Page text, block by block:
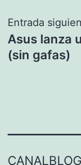
Entrada
Asus lanza
(sin gafas)